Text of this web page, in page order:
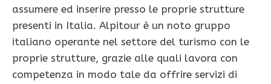
assumere ed inserire presso le proprie strutture
presenti in Italia. Alpitour è un noto gruppo
italiano operante nel settore del turismo con le
proprie strutture, grazie alle quali lavora con
competenza in modo tale da offrire servizi di